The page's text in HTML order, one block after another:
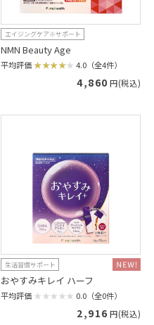
エイジングケア※サポート
NMN Beauty Age
平均評価 4.0（全4件）
4,860 円(税込)
生活習慣サポート
おやすみキレイ ハーフ
平均評価 0.0（全0件）
2,916 円(税込)